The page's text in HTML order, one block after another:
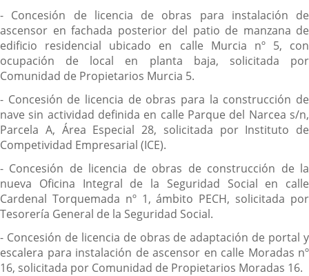
- Concesión de licencia de obras para instalación de
ascensor en fachada posterior del patio de manzana de
edificio residencial ubicado en calle Murcia nº 5, con
ocupación de local en planta baja, solicitada por
Comunidad de Propietarios Murcia 5.
- Concesión de licencia de obras para la construcción de
nave sin actividad definida en calle Parque del Narcea s/n,
Parcela A, Área Especial 28, solicitada por Instituto de
Competividad Empresarial (ICE).
- Concesión de licencia de obras de construcción de la
nueva Oficina Integral de la Seguridad Social en calle
Cardenal Torquemada nº 1, ámbito PECH, solicitada por
Tesorería General de la Seguridad Social.
- Concesión de licencia de obras de adaptación de portal y
escalera para instalación de ascensor en calle Moradas nº
16, solicitada por Comunidad de Propietarios Moradas 16.